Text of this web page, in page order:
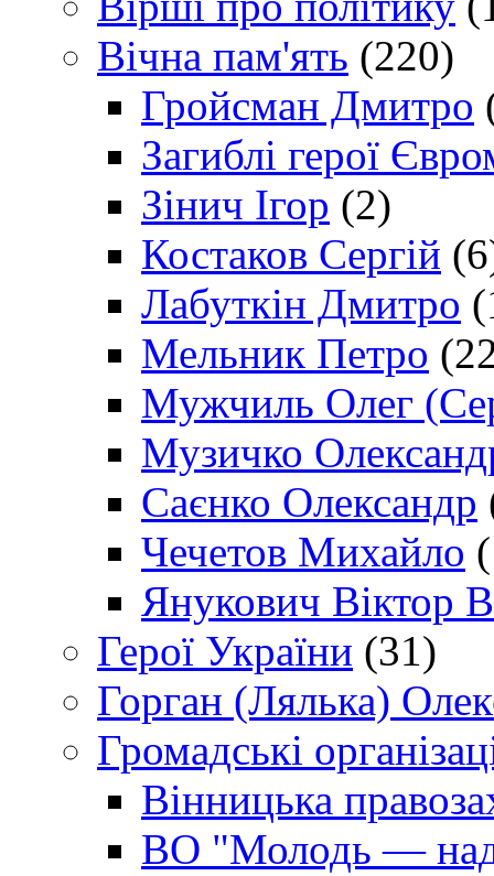
Вічна пам'ять (220)
Гройсман Дмитро
Загиблі герої
Зінич Ігор (2)
Костаков Сергій
Лабуткін Дмитро
Мельник Петро
Мужчиль Олег
Музичко
Саєнко Олександр
Чечетов Михайло
Янукович Віктор
Герої України (31)
Горган (Лялька)
Громадські
Вінницька
ВО "Молодь —